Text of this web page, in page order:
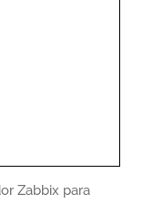
Zabbix para